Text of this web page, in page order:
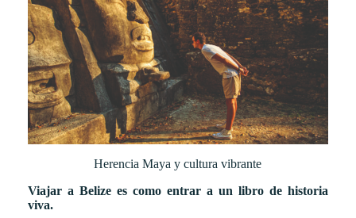
Herencia Maya y cultura vibrante
Viajar a Belize es como entrar a un libro de historia
viva.